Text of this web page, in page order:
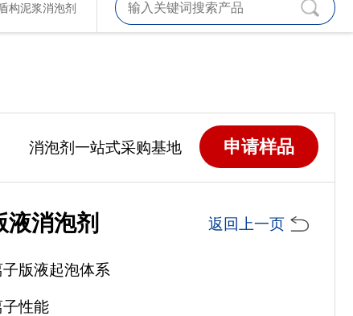
盾构泥浆消泡剂
消泡剂一站式采购基地 申请样品
液消泡剂 返回上一页
版液起泡体系
性能